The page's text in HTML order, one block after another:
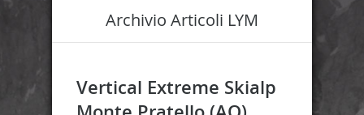
Archivio Articoli LYM
Vertical Extreme Skialp